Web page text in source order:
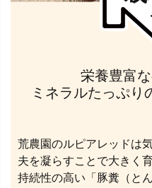
栄養豊富な
ミネラルたっぷり
荒農園のルピアレッドは
夫を凝らすことで大きく
持続性の高い「豚糞（と